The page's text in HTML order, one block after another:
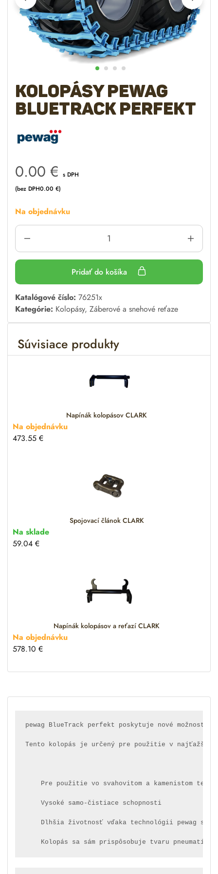
Kolopásy PEWAG
bluetrack perfekt
0.00 € s DPH
(bez DPH0.00 €)
Na objednávku
Pridať do košíka
A
l
t
n
:
Katalógové číslo: 76251x
Kategórie: Kolopásy, Záberové a snehové reťaze
Súvisiace produkty
Napínák kolopásov CLARK
Na objednávku
473.55 €
Spojovací článok CLARK
Na sklade
59.04 €
Napínák kolopásov a reťazí CLARK
Na objednávku
578.10 €
pewag BlueTrack perfekt poskytuje nové možnosti
Tento kolopás je určený pre použitie v najťažších
Pre použitie vo svahovitom a kamenistom
    Vysoké samo-čistiace schopnosti
Dlhšia životnosť vďaka technológii pewag
Kolopás sa sám prispôsobuje tvaru pneumatík,